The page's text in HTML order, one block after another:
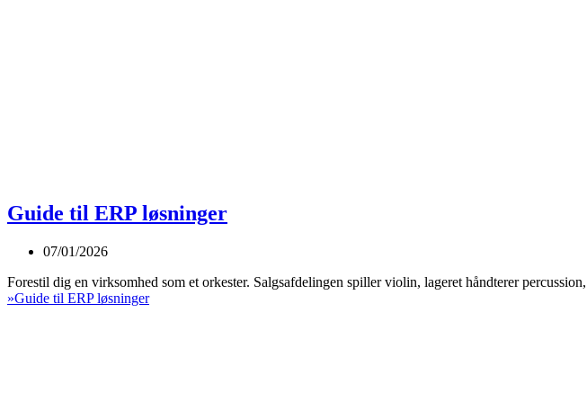
Guide til ERP løsninger
07/01/2026
Forestil dig en virksomhed som et orkester. Salgsafdelingen spiller violin, lageret håndterer
»Guide til ERP løsninger